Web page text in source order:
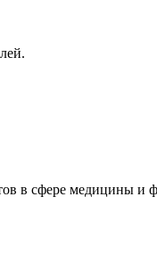
в сфере медицины и